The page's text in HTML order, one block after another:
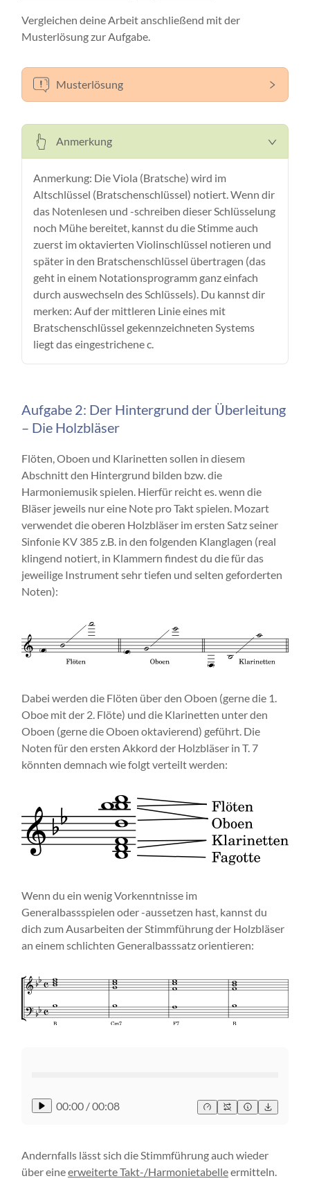
Vergleichen deine Arbeit anschließend mit der
Musterlösung zur Aufgabe.
Musterlösung
Anmerkung
Anmerkung: Die Viola (Bratsche) wird im
Altschlüssel (Bratschenschlüssel) notiert. Wenn dir
das Notenlesen und -schreiben dieser Schlüsselung
noch Mühe bereitet, kannst du die Stimme auch
zuerst im oktavierten Violinschlüssel notieren und
später in den Bratschenschlüssel übertragen (das
geht in einem Notationsprogramm ganz einfach
durch auswechseln des Schlüssels). Du kannst dir
merken: Auf der mittleren Linie eines mit
Bratschenschlüssel gekennzeichneten Systems
liegt das eingestrichene c.
Aufgabe 2: Der Hintergrund der Überleitung
– Die Holzbläser
Flöten, Oboen und Klarinetten sollen in diesem
Abschnitt den Hintergrund bilden bzw. die
Harmoniemusik spielen. Hierfür reicht es. wenn die
Bläser jeweils nur eine Note pro Takt spielen. Mozart
verwendet die oberen Holzbläser im ersten Satz seiner
Sinfonie KV 385 z.B. in den folgenden Klanglagen (real
klingend notiert, in Klammern findest du die für das
jeweilige Instrument sehr tiefen und selten geforderten
Noten):
Dabei werden die Flöten über den Oboen (gerne die 1.
Oboe mit der 2. Flöte) und die Klarinetten unter den
Oboen (gerne die Oboen oktavierend) geführt. Die
Noten für den ersten Akkord der Holzbläser in T. 7
könnten demnach wie folgt verteilt werden:
Wenn du ein wenig Vorkenntnisse im
Generalbassspielen oder -aussetzen hast, kannst du
dich zum Ausarbeiten der Stimmführung der Holzbläser
an einem schlichten Generalbasssatz orientieren:
00:00 /00:08
Andernfalls lässt sich die Stimmführung auch wieder
über eineerweiterte Takt-/Harmonietabelleermitteln.